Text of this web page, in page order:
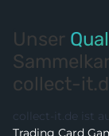
Unser
collect-
collect-it.de ist
Trading Card